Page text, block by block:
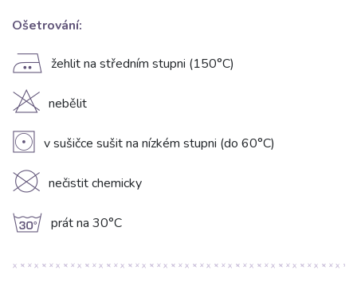
Ošetrování:
E žehlit na středním stupni (150°C)
H nebělit
V v sušičce sušit na nízkém stupni (do 60°C)
K nečistit chemicky
g prát na 30°C